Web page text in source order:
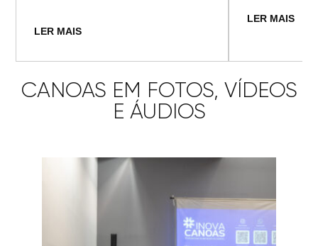
LER MAIS
LER MAIS
CANOAS EM FOTOS, VÍDEOS
E ÁUDIOS